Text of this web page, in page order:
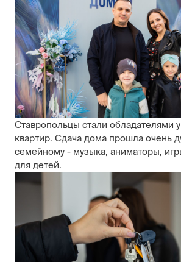
Ставропольцы стали обладателями
квартир. Сдача дома прошла очень
семейному - музыка, аниматоры,
для детей.